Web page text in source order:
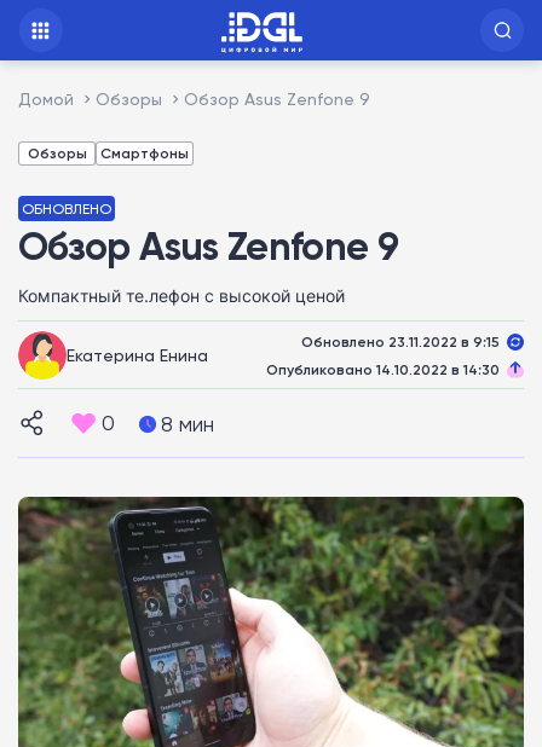
Домой Обзоры Обзор Asus Zenfone 9
Обзоры Смартфоны
ОБНОВЛЕНО
Обзор Asus Zenfone 9
Компактный те.лефон с высокой ценой
Екатерина Енина
Обновлено 23.11.2022 в 9:15
Опубликовано 14.10.2022 в 14:30
0 8 мин